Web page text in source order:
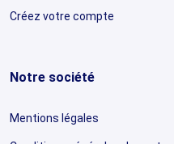
Créez votre compte
Notre société
Mentions légales